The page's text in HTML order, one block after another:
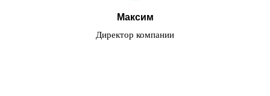
Максим
Директор компании